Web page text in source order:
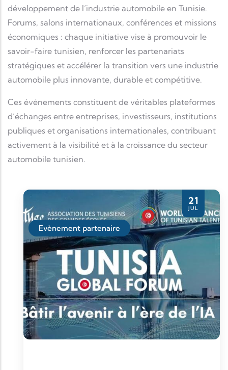
développement de l’industrie automobile en Tunisie.
Forums, salons internationaux, conférences et missions
économiques : chaque initiative vise à promouvoir le
savoir-faire tunisien, renforcer les partenariats
stratégiques et accélérer la transition vers une industrie
automobile plus innovante, durable et compétitive.
Ces événements constituent de véritables plateformes
d’échanges entre entreprises, investisseurs, institutions
publiques et organisations internationales, contribuant
activement à la visibilité et à la croissance du secteur
automobile tunisien.
21
JUL
Evènement partenaire